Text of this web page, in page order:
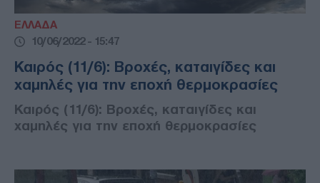
ΕΛΛΑΔΑ
10/06/2022 - 15:47
Καιρός (11/6): Βροχές, καταιγίδες και
χαμηλές για την εποχή θερμοκρασίες
Καιρός (11/6): Βροχές, καταιγίδες και
χαμηλές για την εποχή θερμοκρασίες